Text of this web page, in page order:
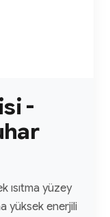
-
ısıtma yüzey
yüksek enerjili